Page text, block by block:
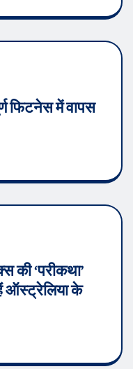
फिटनेस में वापस
की ‘परीकथा’
ऑस्ट्रेलिया के